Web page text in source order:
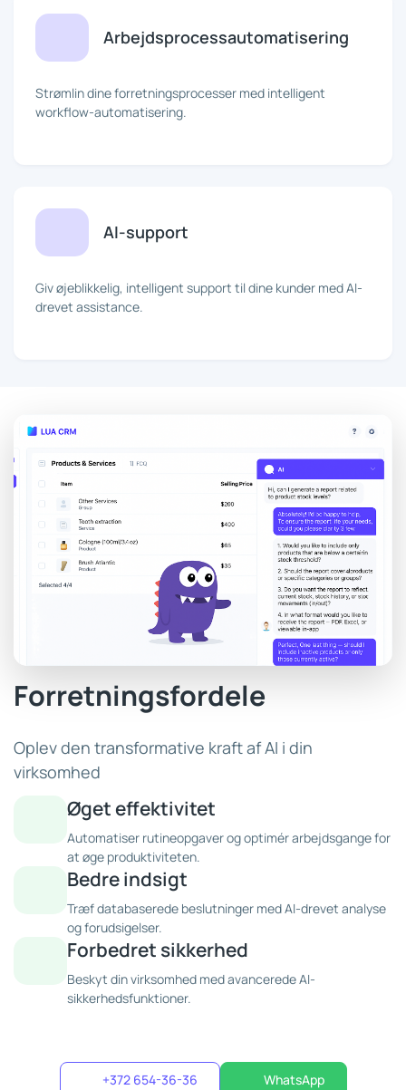
Arbejdsprocessautomatisering
Strømlin dine forretningsprocesser med intelligent
workflow-automatisering.
AI-support
Giv øjeblikkelig, intelligent support til dine kunder med AI-
drevet assistance.
Forretningsfordele
Oplev den transformative kraft af AI i din
virksomhed
Øget effektivitet
Automatiser rutineopgaver og optimér arbejdsgange for
at øge produktiviteten.
Bedre indsigt
Træf databaserede beslutninger med AI-drevet analyse
og forudsigelser.
Forbedret sikkerhed
Beskyt din virksomhed med avancerede AI-
sikkerhedsfunktioner.
+372 654-36-36 WhatsApp